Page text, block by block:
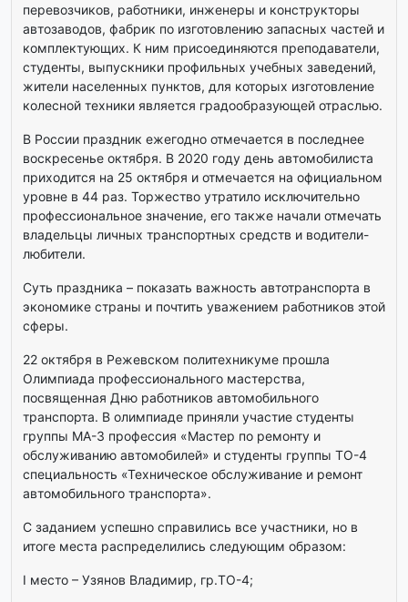
перевозчиков, работники, инженеры и конструкторы
автозаводов, фабрик по изготовлению запасных частей и
комплектующих. К ним присоединяются преподаватели,
студенты, выпускники профильных учебных заведений,
жители населенных пунктов, для которых изготовление
колесной техники является градообразующей отраслью.
В России праздник ежегодно отмечается в последнее
воскресенье октября. В 2020 году день автомобилиста
приходится на 25 октября и отмечается на официальном
уровне в 44 раз. Торжество утратило исключительно
профессиональное значение, его также начали отмечать
владельцы личных транспортных средств и водители-
любители.
Суть праздника – показать важность автотранспорта в
экономике страны и почтить уважением работников этой
сферы.
22 октября в Режевском политехникуме прошла
Олимпиада профессионального мастерства,
посвященная Дню работников автомобильного
транспорта. В олимпиаде приняли участие студенты
группы МА-3 профессия «Мастер по ремонту и
обслуживанию автомобилей» и студенты группы ТО-4
специальность «Техническое обслуживание и ремонт
автомобильного транспорта».
С заданием успешно справились все участники, но в
итоге места распределились следующим образом:
I место – Узянов Владимир, гр.ТО-4;